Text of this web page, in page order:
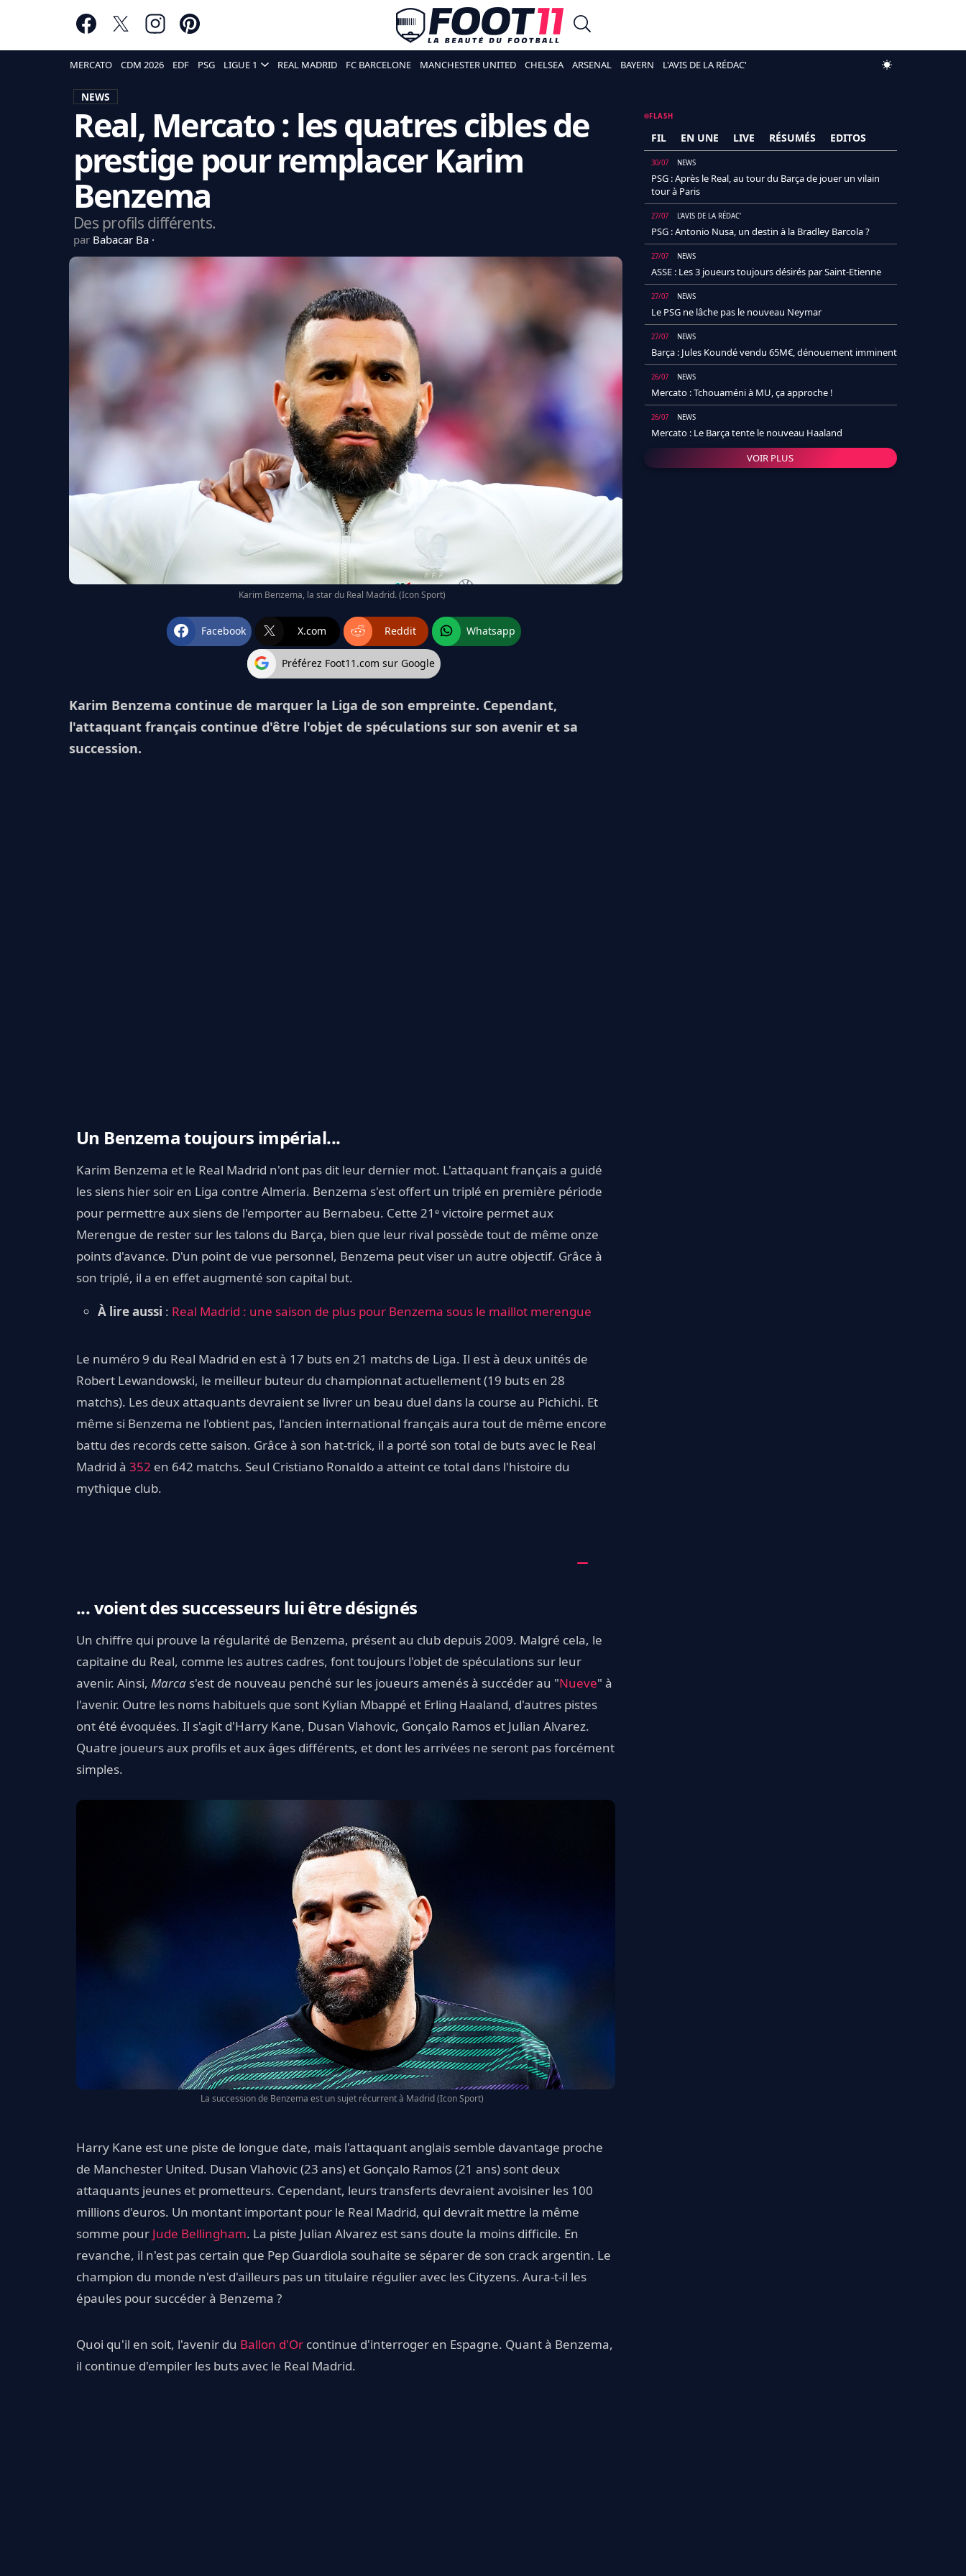
MERCATO CDM 2026 EDF PSG LIGUE 1 REAL MADRID FC BARCELONE MANCHESTER UNITED CHELSEA ARSENAL BAYERN L'AVIS DE LA RÉDAC'
NEWS
Real, Mercato : les quatres cibles de
prestige pour remplacer Karim
Benzema
Des profils différents.
par Babacar Ba
Karim Benzema, la star du Real Madrid. (Icon Sport)
Facebook X.com Reddit Whatsapp
Préférez Foot11.com sur Google
Karim Benzema continue de marquer la Liga de son empreinte. Cependant,
l'attaquant français continue d'être l'objet de spéculations sur son avenir et sa
succession.
Un Benzema toujours impérial...
Karim Benzema et le Real Madrid n'ont pas dit leur dernier mot. L'attaquant français a guidé
les siens hier soir en Liga contre Almeria. Benzema s'est offert un triplé en première période
pour permettre aux siens de l'emporter au Bernabeu. Cette 21ᵉ victoire permet aux
Merengue de rester sur les talons du Barça, bien que leur rival possède tout de même onze
points d'avance. D'un point de vue personnel, Benzema peut viser un autre objectif. Grâce à
son triplé, il a en effet augmenté son capital but.
À lire aussi : Real Madrid : une saison de plus pour Benzema sous le maillot merengue
Le numéro 9 du Real Madrid en est à 17 buts en 21 matchs de Liga. Il est à deux unités de
Robert Lewandowski, le meilleur buteur du championnat actuellement (19 buts en 28
matchs). Les deux attaquants devraient se livrer un beau duel dans la course au Pichichi. Et
même si Benzema ne l'obtient pas, l'ancien international français aura tout de même encore
battu des records cette saison. Grâce à son hat-trick, il a porté son total de buts avec le Real
Madrid à 352 en 642 matchs. Seul Cristiano Ronaldo a atteint ce total dans l'histoire du
mythique club.
... voient des successeurs lui être désignés
Un chiffre qui prouve la régularité de Benzema, présent au club depuis 2009. Malgré cela, le
capitaine du Real, comme les autres cadres, font toujours l'objet de spéculations sur leur
avenir. Ainsi, Marca s'est de nouveau penché sur les joueurs amenés à succéder au "Nueve" à
l'avenir. Outre les noms habituels que sont Kylian Mbappé et Erling Haaland, d'autres pistes
ont été évoquées. Il s'agit d'Harry Kane, Dusan Vlahovic, Gonçalo Ramos et Julian Alvarez.
Quatre joueurs aux profils et aux âges différents, et dont les arrivées ne seront pas forcément
simples.
La succession de Benzema est un sujet récurrent à Madrid (Icon Sport)
Harry Kane est une piste de longue date, mais l'attaquant anglais semble davantage proche
de Manchester United. Dusan Vlahovic (23 ans) et Gonçalo Ramos (21 ans) sont deux
attaquants jeunes et prometteurs. Cependant, leurs transferts devraient avoisiner les 100
millions d'euros. Un montant important pour le Real Madrid, qui devrait mettre la même
somme pour Jude Bellingham. La piste Julian Alvarez est sans doute la moins difficile. En
revanche, il n'est pas certain que Pep Guardiola souhaite se séparer de son crack argentin. Le
champion du monde n'est d'ailleurs pas un titulaire régulier avec les Cityzens. Aura-t-il les
épaules pour succéder à Benzema ?
Quoi qu'il en soit, l'avenir du Ballon d'Or continue d'interroger en Espagne. Quant à Benzema,
il continue d'empiler les buts avec le Real Madrid.
FLASH
FIL EN UNE LIVE RÉSUMÉS EDITOS
30/07 NEWS
PSG : Après le Real, au tour du Barça de jouer un vilain
tour à Paris
27/07 L'AVIS DE LA RÉDAC'
PSG : Antonio Nusa, un destin à la Bradley Barcola ?
27/07 NEWS
ASSE : Les 3 joueurs toujours désirés par Saint-Etienne
27/07 NEWS
Le PSG ne lâche pas le nouveau Neymar
27/07 NEWS
Barça : Jules Koundé vendu 65M€, dénouement imminent
26/07 NEWS
Mercato : Tchouaméni à MU, ça approche !
26/07 NEWS
Mercato : Le Barça tente le nouveau Haaland
VOIR PLUS